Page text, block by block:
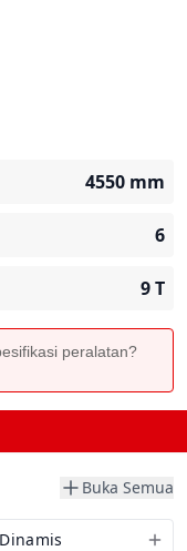
4550 mm
6
9T
peralatan?
Buka Semua